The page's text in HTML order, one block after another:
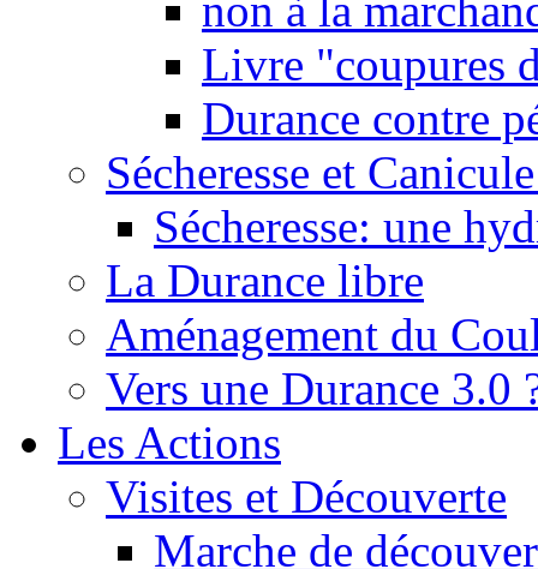
non à la
Livre "coupures
Durance contre
Sécheresse et
Sécheresse: une
La Durance libre
Aménagement du
Vers une Durance 3.0
Les Actions
Visites et Découverte
Marche de